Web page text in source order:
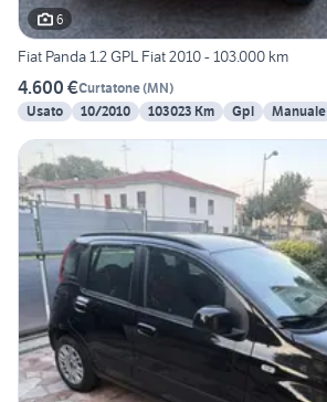
6
Fiat Panda 1.2 GPL Fiat 2010 - 103.000 km
4.600 €Curtatone(MN)
Usato
10/2010 103023 Km Gpl Manuale